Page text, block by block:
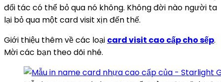
đối tác có thể bỏ qua nó không. Không đời nào người ta
lại bỏ qua một card visit xịn đến thế.
Giới thiệu thêm về các loại card visit cao cấp cho sếp.
Mời các bạn theo dõi nhé.